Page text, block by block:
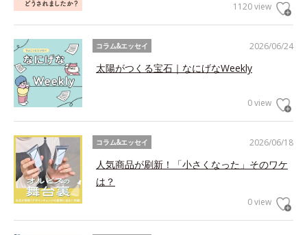
1120 view
2026/06/24
コラム&エッセイ
太陽がつくる宝石｜なにげなWeekly
0 view
2026/06/18
コラム&エッセイ
人気商品が刷新！「小さくなった」そのワケ
は？
0 view